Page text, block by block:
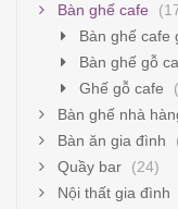
Bàn ghế cafe
Bàn ghế cafe
Bàn ghế gỗ
Ghế gỗ cafe
Bàn ghế nhà
Bàn ăn gia đình
Quầy bar
(24)
Nội thất gia đình